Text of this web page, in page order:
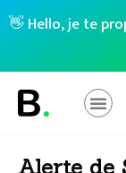
👋 Hello, je te
Alerte de